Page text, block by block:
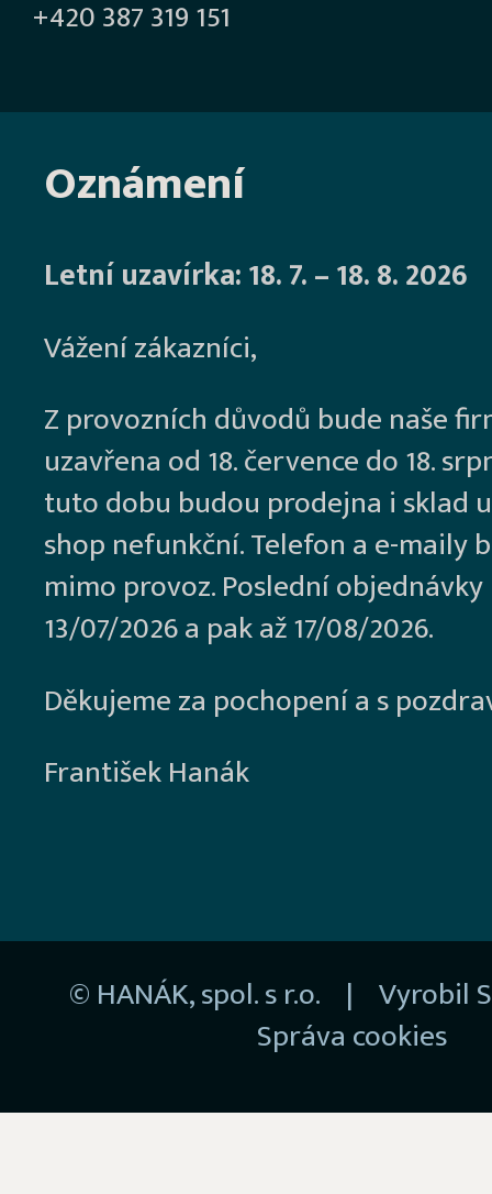
+420 387 319 151
Oznámení
Letní uzavírka: 18. 7. – 18. 8. 2026
Vážení zákazníci,
Z provozních důvodů bude naše
uzavřena od 18. července do 18.
tuto dobu budou prodejna i sklad
shop nefunkční. Telefon a e-maily
mimo provoz. Poslední
13/07/2026 a pak až 17/08/2026.
Děkujeme za pochopení a s
František Hanák
© HANÁK, spol. s r.o. | Vyrobil
Správa cookies